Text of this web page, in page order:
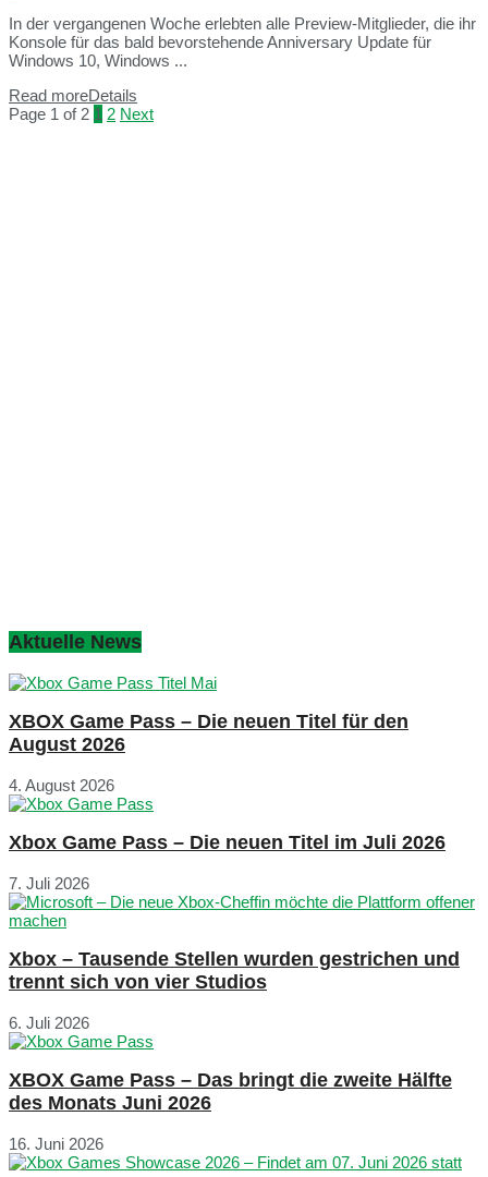
In der vergangenen Woche erlebten alle Preview-Mitglieder, die ihr
Konsole für das bald bevorstehende Anniversary Update für
Windows 10, Windows ...
Read moreDetails
Page 1 of 2 1 2 Next
Aktuelle News
XBOX Game Pass – Die neuen Titel für den
August 2026
4. August 2026
Xbox Game Pass – Die neuen Titel im Juli 2026
7. Juli 2026
Xbox – Tausende Stellen wurden gestrichen und
trennt sich von vier Studios
6. Juli 2026
XBOX Game Pass – Das bringt die zweite Hälfte
des Monats Juni 2026
16. Juni 2026